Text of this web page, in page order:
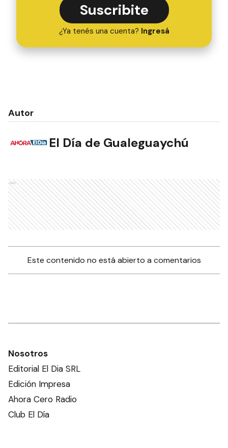
Suscribite
¿Ya tenés una cuenta? Ingresá
Autor
El Día de Gualeguaychú
Ads
Este contenido no está abierto a comentarios
Nosotros
Editorial El Dia SRL
Edición Impresa
Ahora Cero Radio
Club El Día